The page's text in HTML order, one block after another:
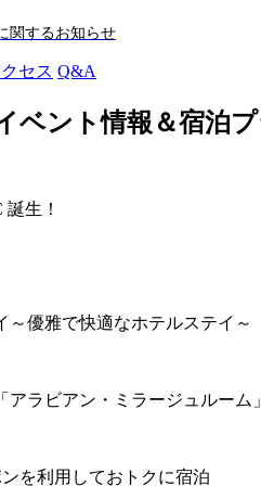
関するお知らせ
セス Q&A
ベント情報＆宿泊
誕生！
優雅で快適なホテルステイ～
アラビアン・ミラージュルーム
を利用しておトクに宿泊